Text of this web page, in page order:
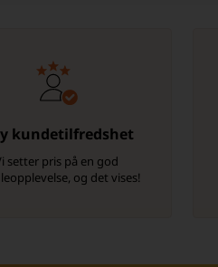
kundetilfredshet
setter pris på en god
og det vises!